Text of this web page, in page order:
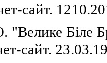
сайт.
Біле
сайт.